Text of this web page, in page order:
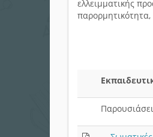
ελλειμματικής
παρορμητικότητα,